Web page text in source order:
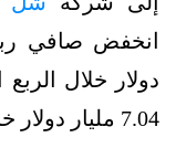
7.04 مليار دولار خلال المدة نفسها من عام 2023.